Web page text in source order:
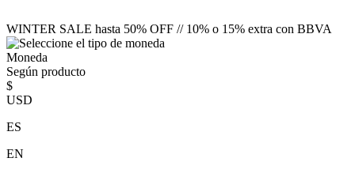
WINTER SALE hasta 50% OFF // 10% o 15% extra con BBVA
Moneda
Según producto
$
USD
ES
EN